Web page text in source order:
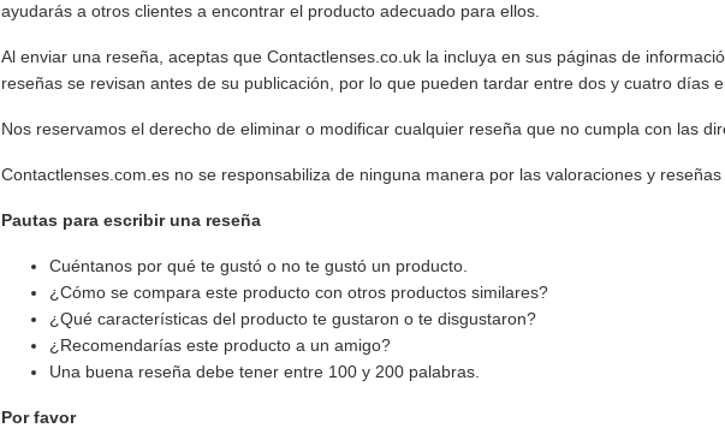
ayudarás a otros clientes a encontrar el producto adecuado para ellos.
Al enviar una reseña, aceptas que Contactlenses.co.uk la incluya en sus páginas de
reseñas se revisan antes de su publicación, por lo que pueden tardar entre dos y cuatro días
Nos reservamos el derecho de eliminar o modificar cualquier reseña que no cumpla con las
Contactlenses.com.es no se responsabiliza de ninguna manera por las valoraciones y
Pautas para escribir una reseña
Cuéntanos por qué te gustó o no te gustó un producto.
¿Cómo se compara este producto con otros productos similares?
¿Qué características del producto te gustaron o te disgustaron?
¿Recomendarías este producto a un amigo?
Una buena reseña debe tener entre 100 y 200 palabras.
Por favor